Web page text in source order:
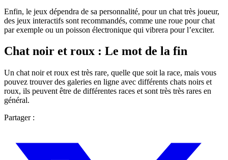
Enfin, le jeux dépendra de sa personnalité, pour un chat très joueur,
des jeux interactifs sont recommandés, comme une roue pour chat
par exemple ou un poisson électronique qui vibrera pour l’exciter.
Chat noir et roux : Le mot de la fin
Un chat noir et roux est très rare, quelle que soit la race, mais vous
pouvez trouver des galeries en ligne avec différents chats noirs et
roux, ils peuvent être de différentes races et sont très très rares en
général.
Partager :